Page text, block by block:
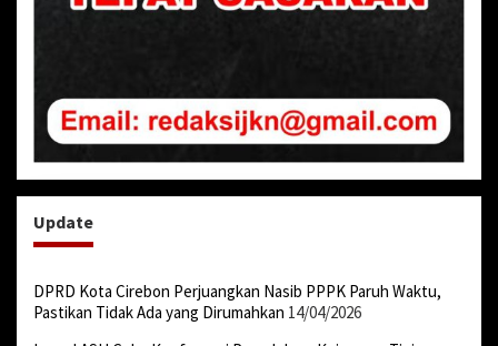
Update
DPRD Kota Cirebon Perjuangkan Nasib PPPK Paruh Waktu,
Pastikan Tidak Ada yang Dirumahkan 14/04/2026